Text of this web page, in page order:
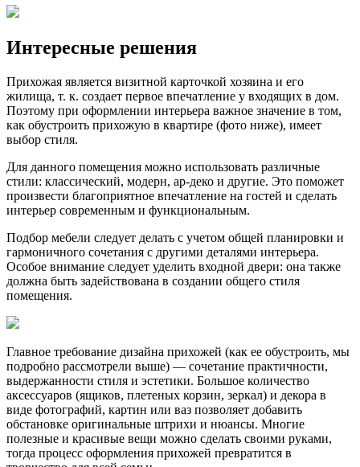
Интересные решения
Прихожая является визитной карточкой хозяина и его
жилища, т. к. создает первое впечатление у входящих в дом.
Поэтому при оформлении интерьера важное значение в том,
как обустроить прихожую в квартире (фото ниже), имеет
выбор стиля.
Для данного помещения можно использовать различные
стили: классический, модерн, ар-деко и другие. Это поможет
произвести благоприятное впечатление на гостей и сделать
интерьер современным и функциональным.
Подбор мебели следует делать с учетом общей планировки и
гармоничного сочетания с другими деталями интерьера.
Особое внимание следует уделить входной двери: она также
должна быть задействована в создании общего стиля
помещения.
Главное требование дизайна прихожей (как ее обустроить, мы
подробно рассмотрели выше) — сочетание практичности,
выдержанности стиля и эстетики. Большое количество
аксессуаров (ящиков, плетеных корзин, зеркал) и декора в
виде фотографий, картин или ваз позволяет добавить
обстановке оригинальные штрихи и нюансы. Многие
полезные и красивые вещи можно сделать своими руками,
тогда процесс оформления прихожей превратится в